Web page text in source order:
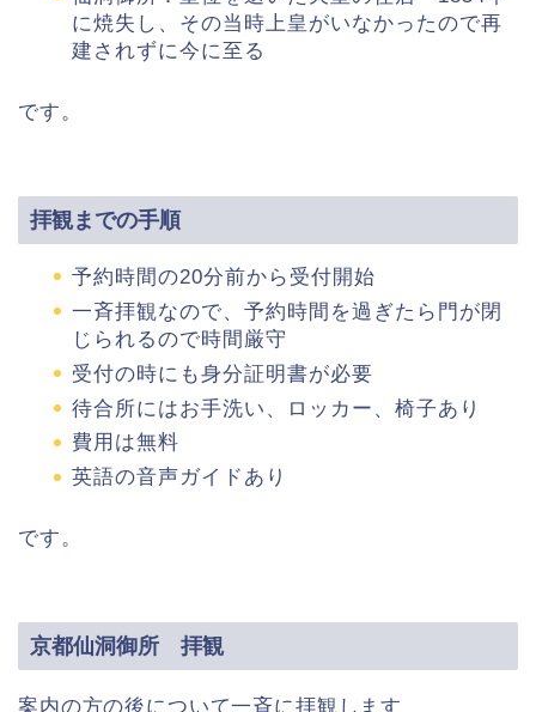
に焼失し、その当時上皇がいなかったので再
建されずに今に至る
です。
拝観までの手順
予約時間の20分前から受付開始
一斉拝観なので、予約時間を過ぎたら門が閉
じられるので時間厳守
受付の時にも身分証明書が必要
待合所にはお手洗い、ロッカー、椅子あり
費用は無料
英語の音声ガイドあり
です。
京都仙洞御所 拝観
案内の方の後について一斉に拝観します